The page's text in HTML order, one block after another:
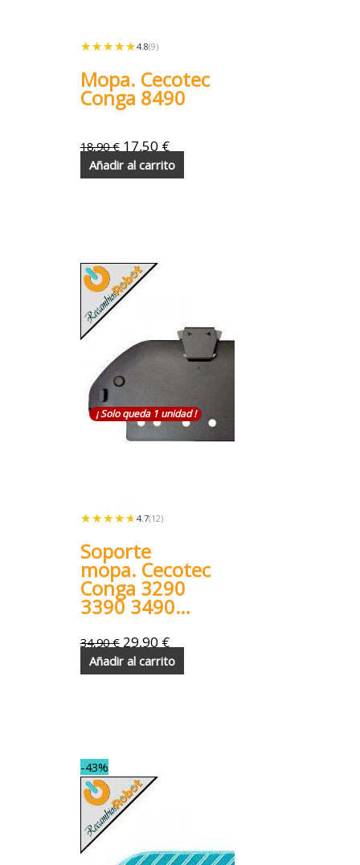
★★★★★
★★★★★ 4.8(9)
Mopa. Cecotec
Conga 8490
18,90€ 17,50 €
Añadir al carrito
¡ Solo queda 1 unidad !
★★★★★
★★★★★ 4.7(12)
Soporte
mopa. Cecotec
Conga 3290
3390 3490
3790 3890
34,90€ 29,90 €
Añadir al carrito
-43%